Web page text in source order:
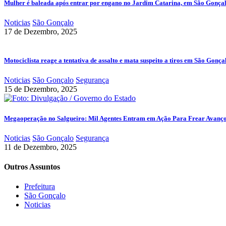
Mulher é baleada após entrar por engano no Jardim Catarina, em São
Noticias São Gonçalo
17 de Dezembro, 2025
Motociclista reage a tentativa de assalto e mata suspeito a tiros em São
Noticias São Gonçalo Segurança
15 de Dezembro, 2025
Megaoperação no Salgueiro: Mil Agentes Entram em Ação Para Frear
Noticias São Gonçalo Segurança
11 de Dezembro, 2025
Outros Assuntos
Prefeitura
São Gonçalo
Noticias